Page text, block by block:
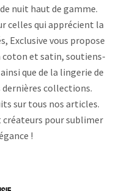
nuit haut de gamme.
celles qui apprécient la
Exclusive vous propose
coton et satin, soutiens-
que de la lingerie de
dernières collections.
sur tous nos articles.
créateurs pour sublimer
!